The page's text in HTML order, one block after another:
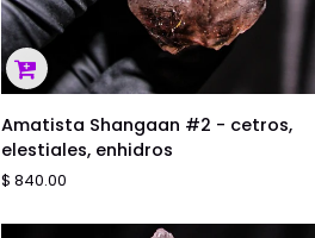
AGREGAR AL CARRITO
Amatista
Shangaan
-
Amatista Shangaan #2 - cetros,
elestiales, enhidros
$ 840.00